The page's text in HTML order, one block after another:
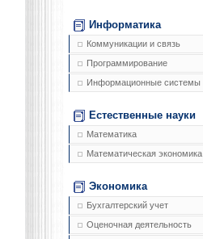
Информатика
Коммуникации и связь
Программирование
Информационные системы
Естественные науки
Математика
Математическая экономика
Экономика
Бухгалтерский учет
Оценочная деятельность